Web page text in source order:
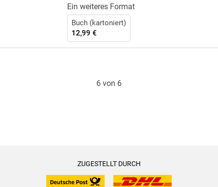
Ein weiteres Format
Buch (kartoniert)
12,99 €
6 von 6
ZUGESTELLT DURCH